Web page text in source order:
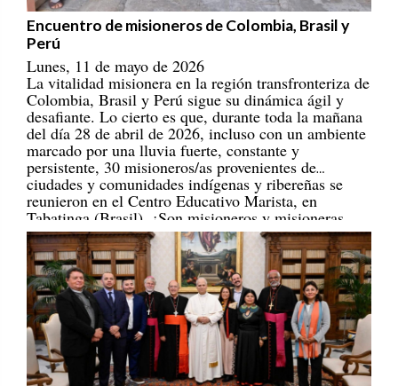
Encuentro de misioneros de Colombia, Brasil y
Perú
Lunes, 11 de mayo de 2026
La vitalidad misionera en la región transfronteriza de
Colombia, Brasil y Perú sigue su dinámica ágil y
desafiante. Lo cierto es que, durante toda la mañana
del día 28 de abril de 2026, incluso con un ambiente
marcado por una lluvia fuerte, constante y
persistente, 30 misioneros/as provenientes de
ciudades y comunidades indígenas y ribereñas se
reunieron en el Centro Educativo Marista, en
Tabatinga (Brasil). ¡Son misioneros y misioneras
portadores/as de esperanza! [REPAM]